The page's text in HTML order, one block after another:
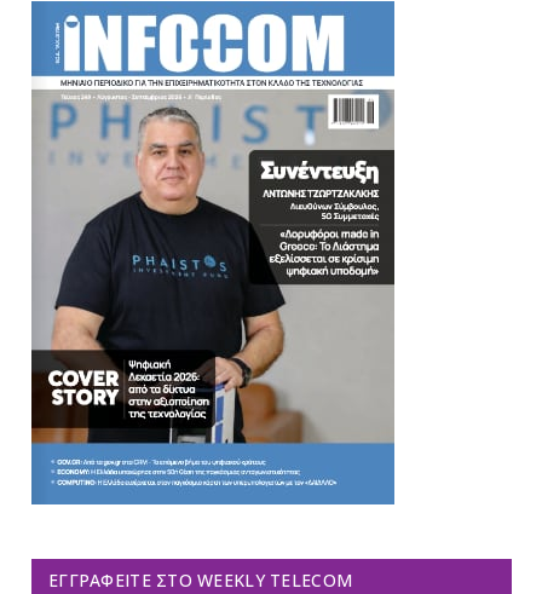
ΕΓΓΡΑΦΕΊΤΕ ΣΤΟ WEEKLY TELECOM